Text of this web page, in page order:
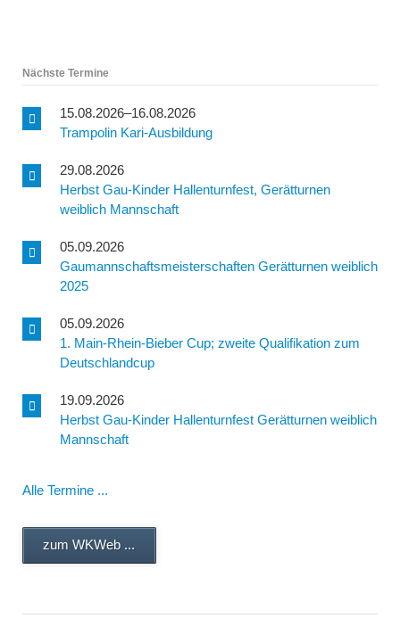
Nächste Termine
15.08.2026–16.08.2026
Trampolin Kari-Ausbildung
29.08.2026
Herbst Gau-Kinder Hallenturnfest, Gerätturnen
weiblich Mannschaft
05.09.2026
Gaumannschaftsmeisterschaften Gerätturnen weiblich
2025
05.09.2026
1. Main-Rhein-Bieber Cup; zweite Qualifikation zum
Deutschlandcup
19.09.2026
Herbst Gau-Kinder Hallenturnfest Gerätturnen weiblich
Mannschaft
Alle Termine ...
zum WKWeb ...